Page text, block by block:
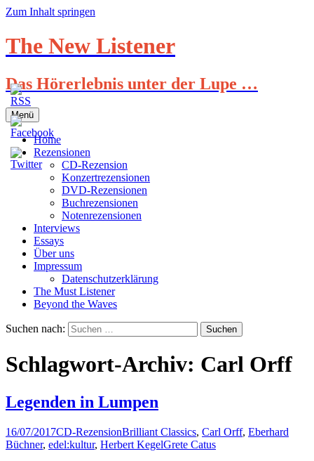
Zum Inhalt springen
The New Listener
Das Hörerlebnis unter der Lupe …
Menü
Home
Rezensionen
CD-Rezension
Konzertrezensionen
DVD-Rezensionen
Buchrezensionen
Notenrezensionen
Interviews
Essays
Über uns
Impressum
Datenschutzerklärung
The Must Listener
Beyond the Waves
Suchen nach:
Schlagwort-Archiv: Carl Orff
Legenden in Lumpen
16/07/2017CD-RezensionBrilliant Classics, Carl Orff, Eberhard
Büchner, edel:kultur, Herbert KegelGrete Catus